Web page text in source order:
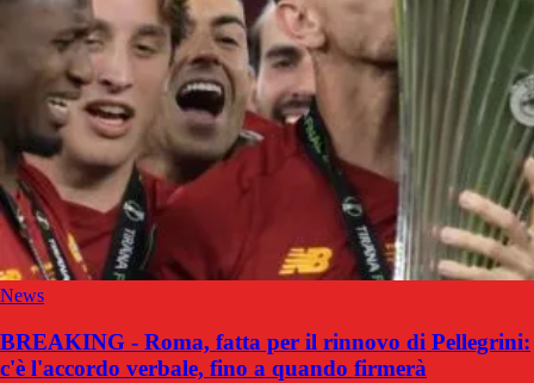
News
BREAKING - Roma, fatta per il rinnovo di Pellegrini:
c'è l'accordo verbale, fino a quando firmerà